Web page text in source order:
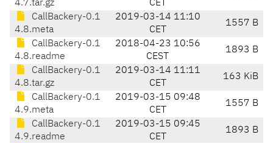
4.7.tar.gz
CET
CallBackery-0.1
4.8.meta
2019-03-14 11:10
CET
1557 B
CallBackery-0.1
4.8.readme
2018-04-23 10:56
CEST
1893 B
CallBackery-0.1
4.8.tar.gz
2019-03-14 11:11
CET
163 KiB
CallBackery-0.1
4.9.meta
2019-03-15 09:48
CET
1557 B
CallBackery-0.1
4.9.readme
2019-03-15 09:45
CET
1893 B